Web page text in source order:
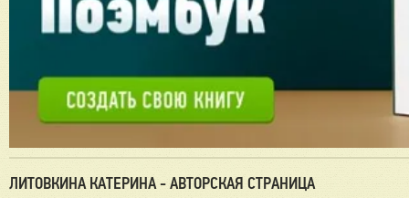
ЛИТОВКИНА КАТЕРИНА - АВТОРСКАЯ СТРАНИЦА